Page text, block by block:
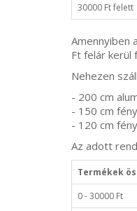
30000 Ft felett
Amennyiben
Ft felár kerül
Nehezen
- 200 cm
- 150 cm
- 120 cm
Az adott
Termékek
0 - 30000 Ft